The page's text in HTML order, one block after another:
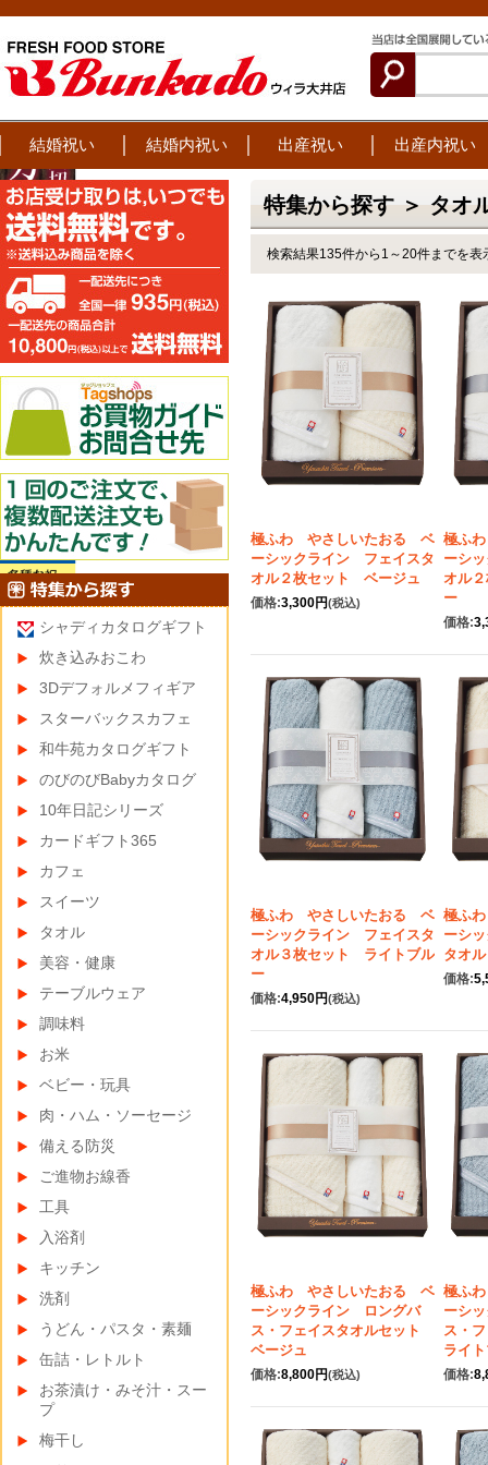
結婚祝い 結婚内祝い 出産祝い 出産内祝い
特集から探す ＞ タオ
検索結果135件から1～20件までを表
極ふわ やさしいたおる ベ
ーシックライン フェイスタ
オル２枚セット ベージュ
価格:3,300円(税込)
極ふ
ーシ
オル
ー
価格:
極ふわ やさしいたおる ベ
ーシックライン フェイスタ
オル３枚セット ライトブル
ー
価格:4,950円(税込)
極ふ
ーシ
タオ
価格:
極ふわ やさしいたおる ベ
ーシックライン ロングバ
ス・フェイスタオルセット
ベージュ
価格:8,800円(税込)
極ふ
ーシ
ス・
ライ
価格:
シャディカタログギフト
炊き込みおこわ
3Dデフォルメフィギア
スターバックスカフェ
和牛苑カタログギフト
のびのびBabyカタログ
10年日記シリーズ
カードギフト365
カフェ
スイーツ
タオル
美容・健康
テーブルウェア
調味料
お米
ベビー・玩具
肉・ハム・ソーセージ
備える防災
ご進物お線香
工具
入浴剤
キッチン
洗剤
うどん・パスタ・素麺
缶詰・レトルト
お茶漬け・みそ汁・スー
プ
梅干し